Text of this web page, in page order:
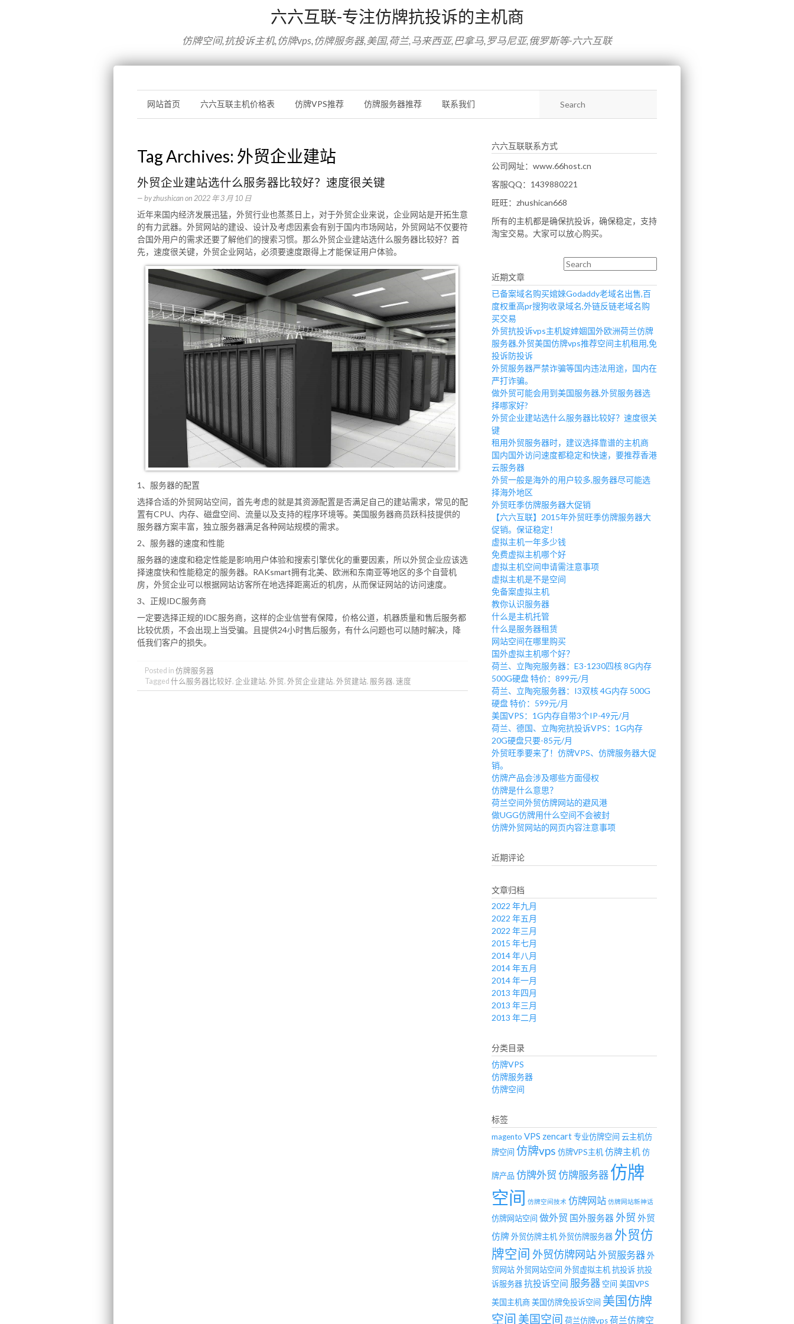
六六互联-专注仿牌抗投诉的主机商
仿牌空间,抗投诉主机,仿牌vps,仿牌服务器,美国,荷兰,马来西亚,巴拿马,罗马尼亚,俄罗斯等-六六互联
网站首页 六六互联主机价格表 仿牌VPS推荐 仿牌服务器推荐 联系我们
Tag Archives: 外贸企业建站
外贸企业建站选什么服务器比较好？速度很关键
— byzhushican on 2022 年 3 月 10 日
近年来国内经济发展迅猛，外贸行业也蒸蒸日上，对于外贸企业来说，企业网站是开拓生意
的有力武器。外贸网站的建设、设计及考虑因素会有别于国内市场网站，外贸网站不仅要符
合国外用户的需求还要了解他们的搜索习惯。那么外贸企业建站选什么服务器比较好？首
先，速度很关键，外贸企业网站，必须要速度跟得上才能保证用户体验。
1、服务器的配置
选择合适的外贸网站空间，首先考虑的就是其资源配置是否满足自己的建站需求，常见的配
置有CPU、内存、磁盘空间、流量以及支持的程序环境等。美国服务器商员跃科技提供的
服务器方案丰富，独立服务器满足各种网站规模的需求。
2、服务器的速度和性能
服务器的速度和稳定性能是影响用户体验和搜索引擎优化的重要因素，所以外贸企业应该选
择速度快和性能稳定的服务器。RAKsmart拥有北美、欧洲和东南亚等地区的多个自营机
房，外贸企业可以根据网站访客所在地选择距离近的机房，从而保证网站的访问速度。
3、正规IDC服务商
一定要选择正规的IDC服务商，这样的企业信誉有保障，价格公道，机器质量和售后服务都
比较优质，不会出现上当受骗。且提供24小时售后服务，有什么问题也可以随时解决，降
低我们客户的损失。
Posted in 仿牌服务器
Tagged 什么服务器比较好, 企业建站, 外贸, 外贸企业建站, 外贸建站, 服务器, 速度
六六互联联系方式
公司网址：www.66host.cn
客服QQ：1439880221
旺旺：zhushican668
所有的主机都是确保抗投诉，确保稳定，支持
淘宝交易。大家可以放心购买。
近期文章
已备案域名购买婠婡Godaddy老域名出售,百
度权重高pr搜狗收录域名,外链反链老域名购
买交易
外贸抗投诉vps主机婝婞婟国外欧洲荷兰仿牌
服务器,外贸美国仿牌vps推荐空间主机租用,免
投诉防投诉
外贸服务器严禁诈骗等国内违法用途，国内在
严打诈骗。
做外贸可能会用到美国服务器,外贸服务器选
择哪家好?
外贸企业建站选什么服务器比较好？速度很关
键
租用外贸服务器时，建议选择靠谱的主机商
国内国外访问速度都稳定和快速，要推荐香港
云服务器
外贸一般是海外的用户较多,服务器尽可能选
择海外地区
外贸旺季仿牌服务器大促销
【六六互联】2015年外贸旺季仿牌服务器大
促销。保证稳定！
虚拟主机一年多少钱
免费虚拟主机哪个好
虚拟主机空间申请需注意事项
虚拟主机是不是空间
免备案虚拟主机
教你认识服务器
什么是主机托管
什么是服务器租赁
网站空间在哪里购买
国外虚拟主机哪个好？
荷兰、立陶宛服务器：E3-1230四核 8G内存
500G硬盘 特价：899元/月
荷兰、立陶宛服务器：I3双核 4G内存 500G
硬盘 特价：599元/月
美国VPS：1G内存自带3个IP-49元/月
荷兰、德国、立陶宛抗投诉VPS：1G内存
20G硬盘只要-85元/月
外贸旺季要来了！仿牌VPS、仿牌服务器大促
销。
仿牌产品会涉及哪些方面侵权
仿牌是什么意思？
荷兰空间外贸仿牌网站的避风港
做UGG仿牌用什么空间不会被封
仿牌外贸网站的网页内容注意事项
近期评论
文章归档
2022 年九月
2022 年五月
2022 年三月
2015 年七月
2014 年八月
2014 年五月
2014 年一月
2013 年四月
2013 年三月
2013 年二月
分类目录
仿牌VPS
仿牌服务器
仿牌空间
标签
magento VPS zencart专业仿牌空间 云主机仿
牌空间 仿牌vps 仿牌VPS主机仿牌主机仿
牌产品仿牌外贸仿牌服务器仿牌
空间 仿牌空间技术 仿牌网站 仿牌网站新神话
仿牌网站空间 做外贸 国外服务器 外贸 外贸
仿牌外贸仿牌主机外贸仿牌服务器 外贸仿
牌空间 外贸仿牌网站外贸服务器外
贸网站外贸网站空间 外贸虚拟主机抗投诉抗投
诉服务器抗投诉空间 服务器 空间 美国VPS
美国主机商美国仿牌免投诉空间 美国仿牌
空间 美国空间 荷兰仿牌vps荷兰仿牌空